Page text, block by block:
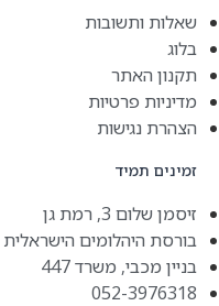
שאלות ותשובות
בלוג
תקנון האתר
מדיניות פרטיות
הצהרת נגישות
זמינים תמיד
זיסמן שלום 3, רמת גן
בורסת היהלומים הישראלית
בניין מכבי, משרד 447
052-3976318